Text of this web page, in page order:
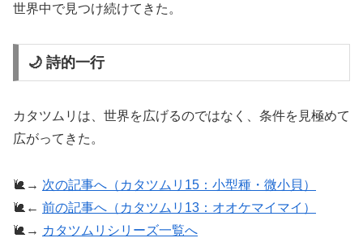
世界中で見つけ続けてきた。
🌙 詩的一行
カタツムリは、世界を広げるのではなく、条件を見極めて
広がってきた。
🐌→ 次の記事へ（カタツムリ15：小型種・微小貝）
🐌← 前の記事へ（カタツムリ13：オオケマイマイ）
🐌→ カタツムリシリーズ一覧へ